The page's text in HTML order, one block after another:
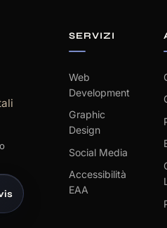
SERVIZI
Web
Development
Graphic
Design
Social Media
Accessibilità
EAA